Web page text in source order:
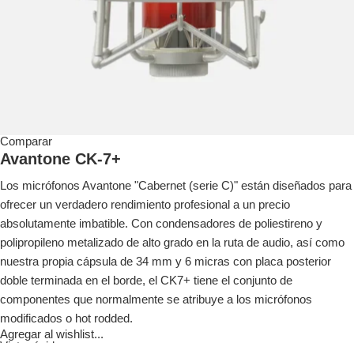
Comparar
Avantone CK-7+
Los micrófonos Avantone "Cabernet (serie C)" están diseñados para
ofrecer un verdadero rendimiento profesional a un precio
absolutamente imbatible. Con condensadores de poliestireno y
polipropileno metalizado de alto grado en la ruta de audio, así como
nuestra propia cápsula de 34 mm y 6 micras con placa posterior
doble terminada en el borde, el CK7+ tiene el conjunto de
componentes que normalmente se atribuye a los micrófonos
modificados o hot rodded.
Agregar al wishlist...